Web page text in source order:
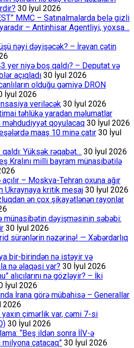
30 İyul 2026
MMC – Satınalmalarda belə gizli
– Antinhisar Agentliyi, yoxsa…
nəyi dəyişəcək? – İrəvan çətin
yer niyə boş qaldı? – Deputat və
açıqladı 30 İyul 2026
olduğu gəmiyə DRON
İyul 2026
veriləcək 30 İyul 2026
təhlükə yaradan məlumatlar
qoyulacaq 30 İyul 2026
maaş 10 minə çatır 30 İyul
Yüksək rəqabət… 30 İyul 2026
Kralını milli bayram münasibətilə
– Moskva-Tehran oxuna ağır
Ukraynaya kritik mesaj 30 İyul 2026
ən çox şikayətlənən rayonlar
münasibətin dəyişməsinin səbəbi:
30 İyul 2026
sürənlərin nəzərinə! — Xəbərdarlıq
bir-birindən nə istəyir və
nə əlaqəsi var? 30 İyul 2026
alıcılarını nə gözləyir? – İki
İyul 2026
İrana görə mübahisə – Generallar
2026
çimərlik var, cəmi 7-si
30 İyul 2026
“Beş ildən sonra İİV-ə
milyona çatacaq” 30 İyul 2026